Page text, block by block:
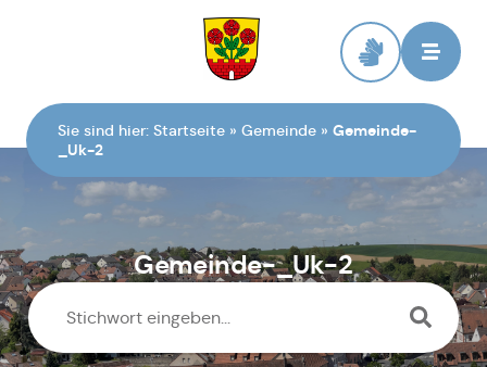
Sie sind hier: Startseite » Gemeinde » Gemeinde-
_Uk-2
Gemeinde-_Uk-2